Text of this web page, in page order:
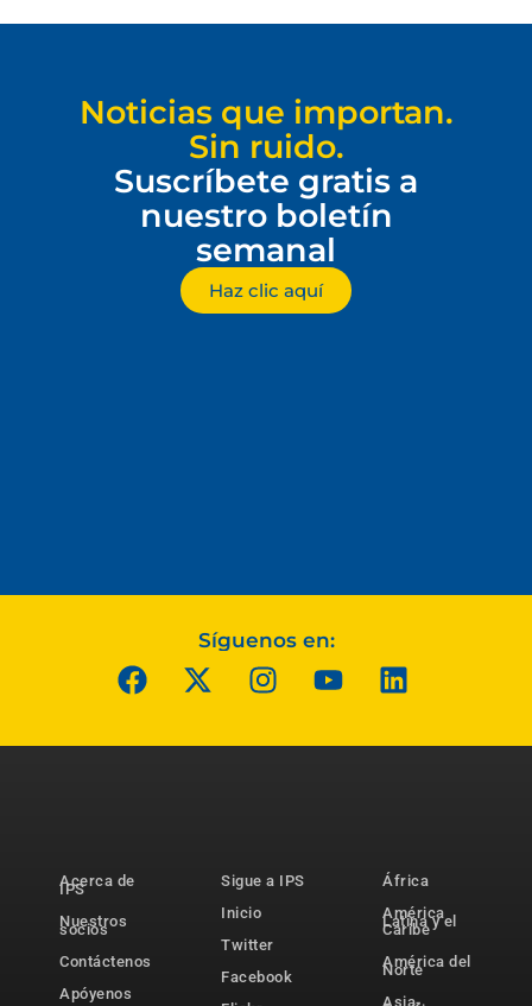
Noticias que importan.
Sin ruido.
Suscríbete gratis a
nuestro boletín
semanal
Haz clic aquí
Síguenos en:
Acerca de
IPS
Nuestros
socios
Contáctenos
Apóyenos
Sigue a IPS
Inicio
Twitter
Facebook
África
América
Latina y el
Caribe
América del
Norte
Asia-